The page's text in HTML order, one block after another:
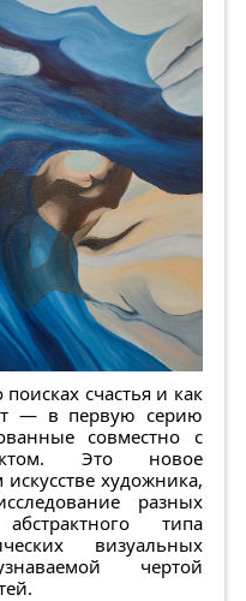
счастья и как
— в первую серию
совместно с
Это новое
художника,
разных
типа
визуальных
чертой